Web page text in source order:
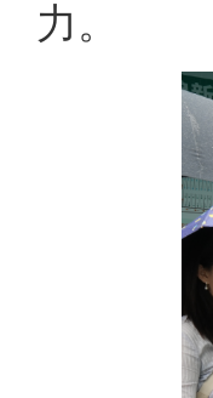
力。